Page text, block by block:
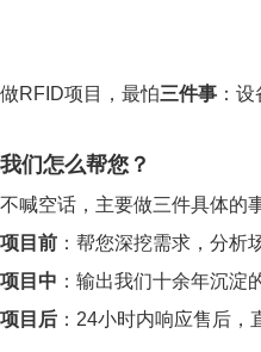
做RFID项目，最怕三件事 ：
我们怎么帮您？
不喊空话，主要做三件具体的
项目前 ：帮您深挖需求，分
项目中 ：输出我们十余年沉淀
项目后 ：24小时内响应售后，